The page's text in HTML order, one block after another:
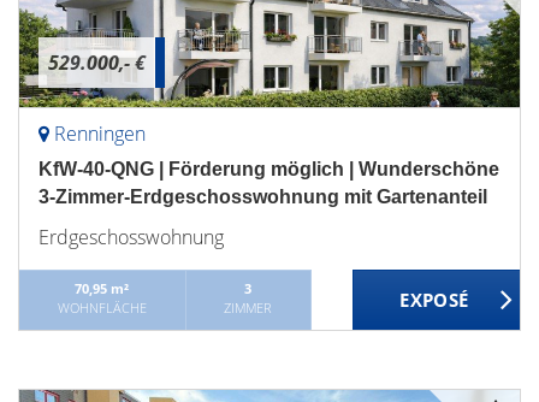
529.000,- €
Renningen
KfW-40-QNG | Förderung möglich | Wunderschöne
3-Zimmer-Erdgeschosswohnung mit Gartenanteil
Erdgeschosswohnung
70,95 m²
WOHNFLÄCHE
3
ZIMMER